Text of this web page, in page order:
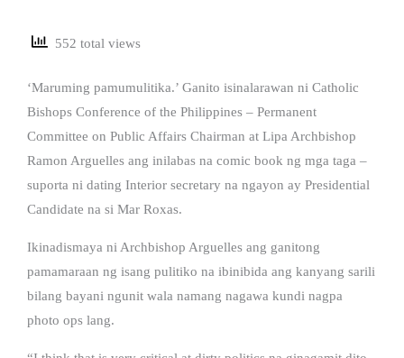
552 total views
‘Maruming pamumulitika.’ Ganito isinalarawan ni Catholic
Bishops Conference of the Philippines – Permanent
Committee on Public Affairs Chairman at Lipa Archbishop
Ramon Arguelles ang inilabas na comic book ng mga taga –
suporta ni dating Interior secretary na ngayon ay Presidential
Candidate na si Mar Roxas.
Ikinadismaya ni Archbishop Arguelles ang ganitong
pamamaraan ng isang pulitiko na ibinibida ang kanyang sarili
bilang bayani ngunit wala namang nagawa kundi nagpa
photo ops lang.